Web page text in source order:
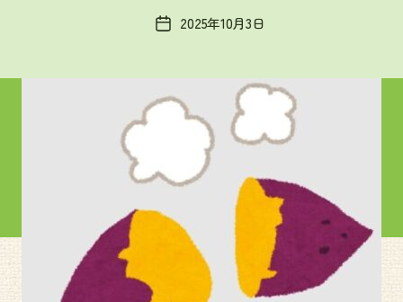
Post2025年10月3日